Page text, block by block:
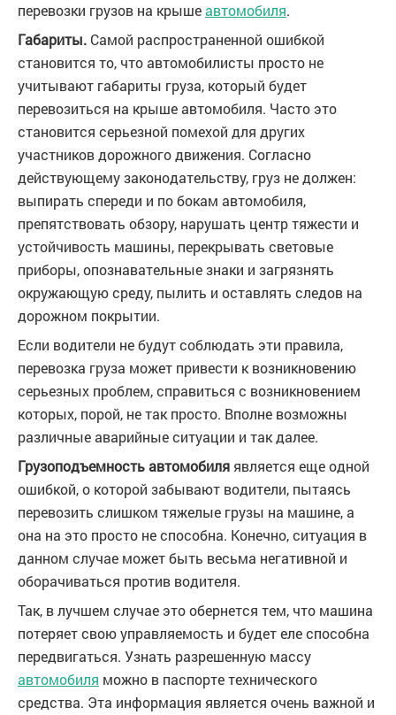
перевозки грузов на крышеавтомобиля.
Габариты. Самой распространенной ошибкой
становится то, что автомобилисты просто не
учитывают габариты груза, который будет
перевозиться на крыше автомобиля. Часто это
становится серьезной помехой для других
участников дорожного движения. Согласно
действующему законодательству, груз не должен:
выпирать спереди и по бокам автомобиля,
препятствовать обзору, нарушать центр тяжести и
устойчивость машины, перекрывать световые
приборы, опознавательные знаки и загрязнять
окружающую среду, пылить и оставлять следов на
дорожном покрытии.
Если водители не будут соблюдать эти правила,
перевозка груза может привести к возникновению
серьезных проблем, справиться с возникновением
которых, порой, не так просто. Вполне возможны
различные аварийные ситуации и так далее.
Грузоподъемность автомобиляявляется еще одной
ошибкой, о которой забывают водители, пытаясь
перевозить слишком тяжелые грузы на машине, а
она на это просто не способна. Конечно, ситуация в
данном случае может быть весьма негативной и
оборачиваться против водителя.
Так, в лучшем случае это обернется тем, что машина
потеряет свою управляемость и будет еле способна
передвигаться. Узнать разрешенную массу
автомобиля можно в паспорте технического
средства. Эта информация является очень важной и